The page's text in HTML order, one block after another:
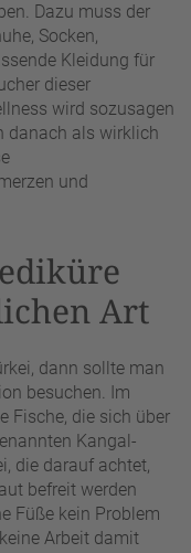
Dazu muss der
Socken,
Kleidung für
dieser
wird sozusagen
danach als wirklich
und
Art
dann sollte man
besuchen. Im
Fische, die sich über
Kangal-
die darauf achtet,
befreit werden
Füße kein Problem
Arbeit damit